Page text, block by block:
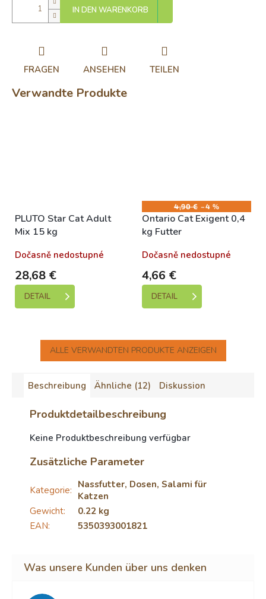
IN DEN WARENKORB
FRAGEN ANSEHEN TEILEN
Verwandte Produkte
PLUTO Star Cat Adult
Mix 15 kg
Dočasně nedostupné
28,68 €
DETAIL
4,90 € –4 %
Ontario Cat Exigent 0,4
kg Futter
Dočasně nedostupné
4,66 €
DETAIL
ALLE VERWANDTEN PRODUKTE ANZEIGEN
Beschreibung Ähnliche (12) Diskussion
Produktdetailbeschreibung
Keine Produktbeschreibung verfügbar
Zusätzliche Parameter
Kategorie: Nassfutter, Dosen, Salami für
Katzen
Gewicht:
0.22 kg
EAN: 5350393001821